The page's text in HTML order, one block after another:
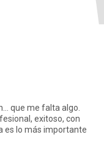
que me falta algo.
exitoso, con
es lo más importante